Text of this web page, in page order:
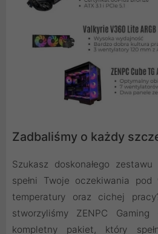
Zadbaliśmy o każdy
Szukasz doskonałego
spełni Twoje oczekiwania pod
temperatury oraz cichej
stworzyliśmy ZENPC
kompletny pakiet, który